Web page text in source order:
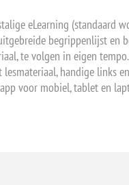
eLearning (standaard
begrippenlijst en
te volgen in eigen tempo.
handige links
voor mobiel, tablet en